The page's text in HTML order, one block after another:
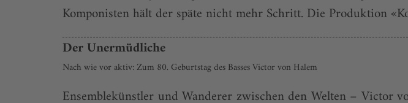
Komponisten hält der späte nicht mehr Schritt. Die Produktion
Der Unermüdliche
Nach wie vor aktiv: Zum 80. Geburtstag des Basses Victor von Halem
Ensemblekünstler und Wanderer zwischen den Welten – Victor